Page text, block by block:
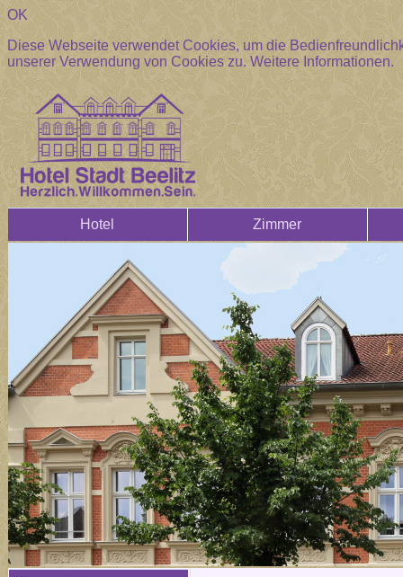
OK
Diese Webseite verwendet Cookies, um die
unserer Verwendung von Cookies zu.Weitere Informationen.
Hotel Zimmer